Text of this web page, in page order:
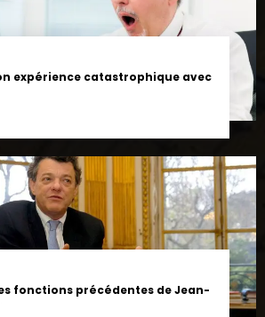
expérience catastrophique avec
fonctions précédentes de Jean-